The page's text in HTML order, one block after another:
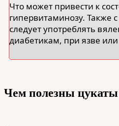
Что может привести к
гипервитаминозу. Также
следует употреблять
диабетикам, при язве или
Чем полезны цукаты